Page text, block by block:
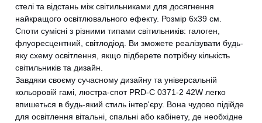
стелі та відстань між світильниками для досягнення
найкращого освітлювального ефекту. Розмір 6х39 см.
Споти сумісні з різними типами світильників: галоген,
флуоресцентний, світлодіод. Ви зможете реалізувати будь-
яку схему освітлення, якщо підберете потрібну кількість
світильників та дизайн.
Завдяки своєму сучасному дизайну та універсальній
кольоровій гамі, люстра-спот PRD-C 0371-2 42W легко
впишеться в будь-який стиль інтер'єру. Вона чудово підійде
для освітлення вітальні, спальні або кабінету, де необхідне
OK
CANCEL